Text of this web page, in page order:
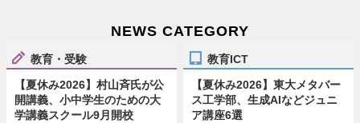
NEWS CATEGORY
教育・受験
【夏休み2026】村山斉氏が公
開講義、小中学生のための大
学講義スクール9月開校
教育ICT
【夏休み2026】東大メタバー
ス工学部、生成AIなどジュニ
ア講座6選